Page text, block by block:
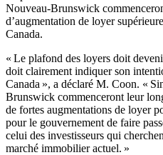
Nouveau-Brunswick
d’augmentation de loyer
Canada.
« Le plafond des loyers doit
doit clairement indiquer son
Canada », a déclaré M. Coon. «
Brunswick commenceront leur
de fortes augmentations de loyer
pour le gouvernement de faire
celui des investisseurs qui
marché immobilier actuel. »